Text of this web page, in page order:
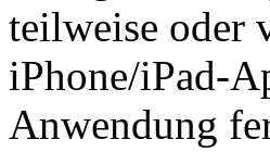
teilweise oder
iPhone/iPad-
Anwendung